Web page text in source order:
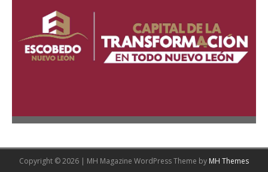
Copyright © 2026 | MH Magazine WordPress Theme by MH Themes